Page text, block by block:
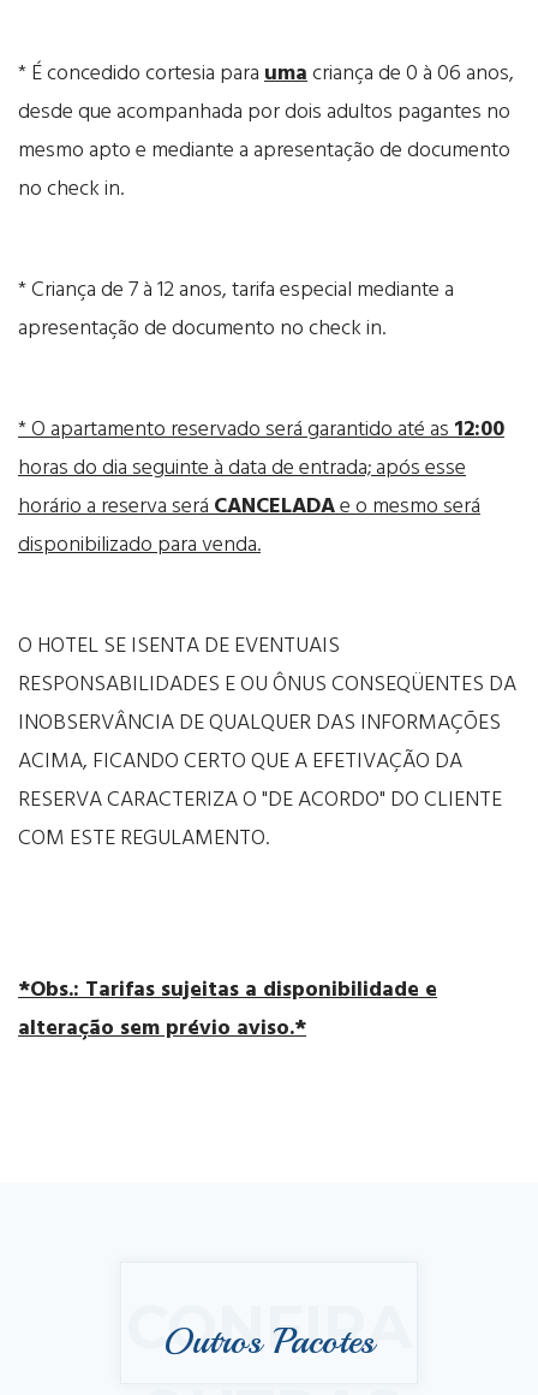
* É concedido cortesia paraumacriança de 0 à 06 anos,
desde que acompanhada por dois adultos pagantes no
mesmo apto e mediante a apresentação de documento
no check in.
* Criança de 7 à 12 anos, tarifa especial mediante a
apresentação de documento no check in.
* O apartamento reservado será garantido até as12:00
horas do dia seguinte à data de entrada; após esse
horário a reserva seráCANCELADAe o mesmo será
disponibilizado para venda.
O HOTEL SE ISENTA DE EVENTUAIS
RESPONSABILIDADES E OU ÔNUS CONSEQÜENTES DA
INOBSERVÂNCIA DE QUALQUER DAS INFORMAÇÕES
ACIMA, FICANDO CERTO QUE A EFETIVAÇÃO DA
RESERVA CARACTERIZA O "DE ACORDO" DO CLIENTE
COM ESTE REGULAMENTO.
*Obs.: Tarifas sujeitas a disponibilidade e
alteração sem prévio aviso.*
Outros Pacotes
CONFIRA